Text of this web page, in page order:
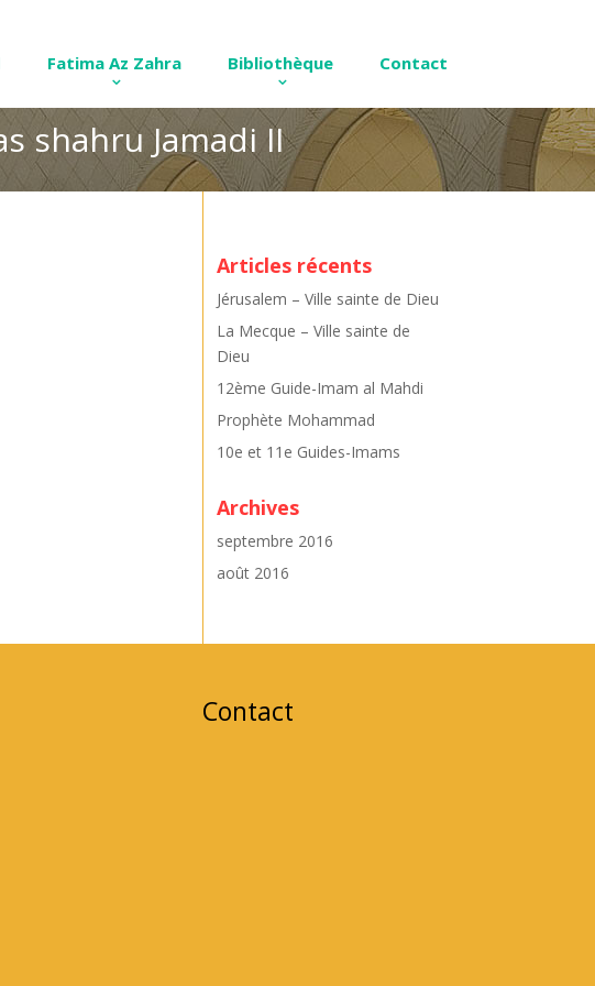
Fatima Az Zahra Bibliothèque Contact
shahru Jamadi II
Articles récents
Jérusalem – Ville sainte de Dieu
La Mecque – Ville sainte de
Dieu
12ème Guide-Imam al Mahdi
Prophète Mohammad
10e et 11e Guides-Imams
Archives
septembre 2016
août 2016
Contact